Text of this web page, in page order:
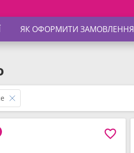
ЯК ОФОРМИТИ ЗАМОВЛЕННЯ